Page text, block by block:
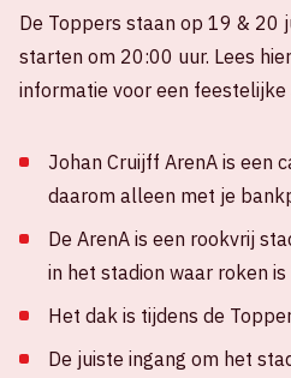
De Toppers staan op 19 & 20
starten om 20:00 uur. Lees
informatie voor een feestelijke
Johan Cruijff ArenA is een
daarom alleen met je
De ArenA is een rookvrij
in het stadion waar roken
Het dak is tijdens de
De juiste ingang om het